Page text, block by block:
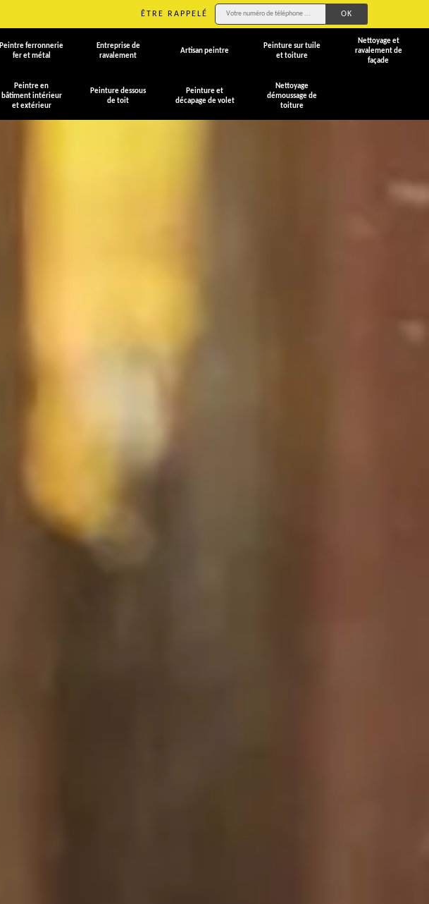
ÊTRE RAPPELÉ
Peintre ferronnerie
fer et métal
Entreprise de
ravalement
Artisan peintre
Peinture sur tuile
et toiture
Nettoyage et
ravalement de
façade
Peintre en
bâtiment intérieur
et extérieur
Peinture dessous
de toit
Peinture et
décapage de volet
Nettoyage
démoussage de
toiture